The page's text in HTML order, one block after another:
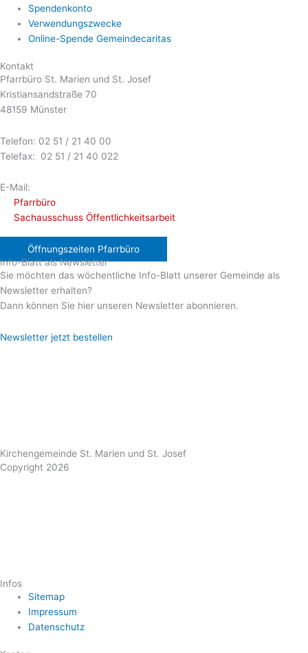
Spendenkonto
Verwendungszwecke
Online-Spende Gemeindecaritas
Kontakt
Pfarrbüro St. Marien und St. Josef
Kristiansandstraße 70
48159 Münster
Telefon: 02 51 / 21 40 00
Telefax: 02 51 / 21 40 022
E-Mail:
Pfarrbüro
Sachausschuss Öffentlichkeitsarbeit
Öffnungszeiten Pfarrbüro
Info-Blatt als Newsletter
Sie möchten das wöchentliche Info-Blatt unserer Gemeinde als
Newsletter erhalten?
Dann können Sie hier unseren Newsletter abonnieren.
Newsletter jetzt bestellen
Kirchengemeinde St. Marien und St. Josef
Copyright 2026
Infos
Sitemap
Impressum
Datenschutz